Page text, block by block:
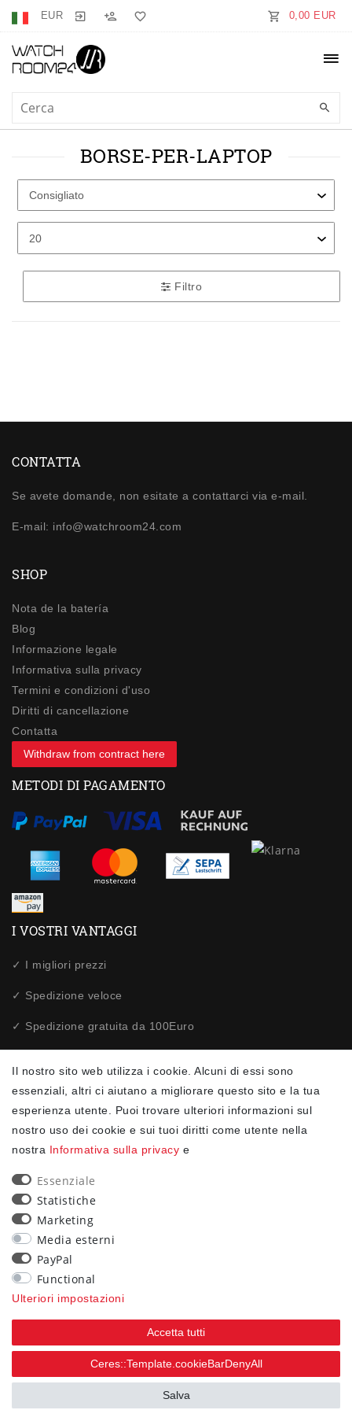
EUR 0,00 EUR
BORSE-PER-LAPTOP
Filtro
CONTATTA
Se avete domande, non esitate a contattarci via e-mail.
E-mail: info@watchroom24.com
SHOP
Nota de la batería
Blog
Informazione legale
Informativa sulla privacy
Termini e condizioni d'uso
Diritti di cancellazione
Contatta
Withdraw from contract here
METODI DI PAGAMENTO
I VOSTRI VANTAGGI
✓ I migliori prezzi
✓ Spedizione veloce
✓ Spedizione gratuita da 100Euro
✓ Protezione dei dati
Il nostro sito web utilizza i cookie. Alcuni di essi sono
essenziali, altri ci aiutano a migliorare questo sito e la tua
esperienza utente. Puoi trovare ulteriori informazioni sul
nostro uso dei cookie e sui tuoi diritti come utente nella
nostra Informativa sulla privacy e
Essenziale
Statistiche
Marketing
Media esterni
PayPal
Functional
Ulteriori impostazioni
Accetta tutti
Ceres::Template.cookieBarDenyAll
Salva
NEWSLETTER
Confermo di aver letto la
.Ceres::Template.newsletterIsRequiredFootnote
90
trees were planted